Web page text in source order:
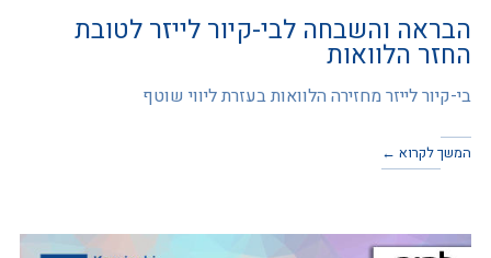
הבראה והשבחה לבי-קיור לייזר לטובת
החזר הלוואות
בי-קיור לייזר מחזירה הלוואות בעזרת ליווי שוטף
המשך לקרוא ←